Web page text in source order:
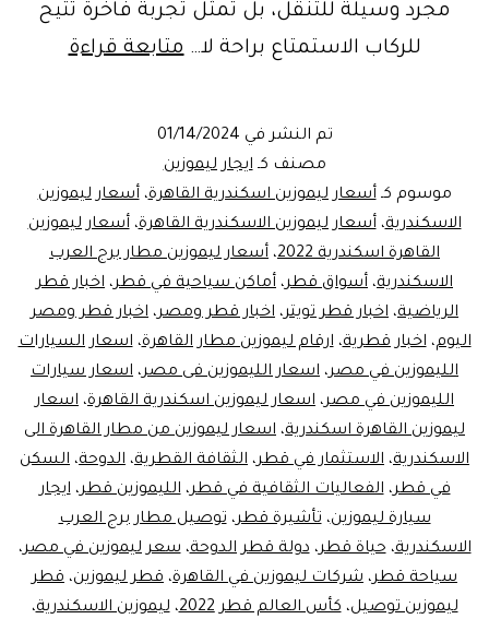
مجرد وسيلة للتنقل، بل تمثل تجربة فاخرة تتيح
للركاب الاستمتاع براحة لا…متابعة قراءةليموزين
تم النشر في 01/14/2024
مصنف كـايجار ليموزين
موسوم كـأسعار ليموزين اسكندرية القاهرة،أسعار ليموزين
الاسكندرية،أسعار ليموزين الاسكندرية القاهرة،أسعار ليموزين
القاهرة اسكندرية 2022
، أسعار ليموزين مطار برج العرب
الاسكندرية، أسواق قطر، أماكن سياحية في قطر، اخبار قطر
الرياضية، اخبار قطر تويتر، اخبار قطر ومصر، اخبار قطر ومصر
اليوم،اخبار قطرية،ارقام ليموزين مطار القاهرة،اسعار السيارات
الليموزين في مصر، اسعار الليموزين فى مصر، اسعار سيارات
الليموزين في مصر، اسعار ليموزين اسكندرية القاهرة، اسعار
ليموزين القاهرة اسكندرية، اسعار ليموزين من مطار القاهرة الى
الاسكندرية، الاستثمار في قطر، الثقافة القطرية، الدوحة، السكن
في قطر،الفعاليات الثقافية في قطر،الليموزين قطر،ايجار
سيارة ليموزين،تأشيرة قطر،توصيل مطار برج العرب
الاسكندرية،حياة قطر،دولة قطر الدوحة،سعر ليموزين في مصر،
سياحة قطر، شركات ليموزين في القاهرة، قطر ليموزين، قطر
ليموزين توصيل،كأس العالم قطر 2022 ،ليموزين الاسكندرية،